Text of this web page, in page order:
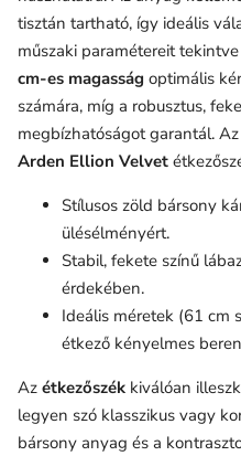
tisztán tartható, így ideális
műszaki paramétereit tekintve
cm-es magasság optimális
számára, míg a robusztus,
megbízhatóságot garantál.
Arden Ellion Velvet
Stílusos zöld bársony
ülésélményért.
Stabil, fekete színű
érdekében.
Ideális méretek (61 cm
étkező kényelmes
Az étkezőszék kiválóan
legyen szó klasszikus vagy
bársony anyag és a